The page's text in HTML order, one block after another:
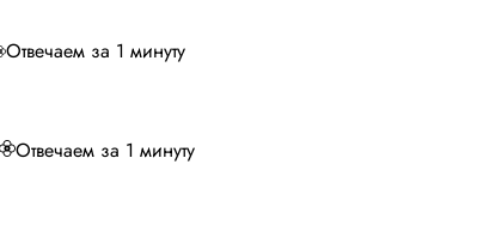
Отвечаем за 1 минуту
Отвечаем за 1 минуту